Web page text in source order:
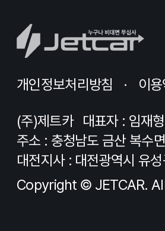
개인정보처리방침 이
(주)제트카 대표자 : 임재형
주소 : 충청남도 금산 복수
대전지사 : 대전광역시 유
Copyright © JETCAR.